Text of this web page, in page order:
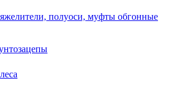
полуоси, муфты обгонные